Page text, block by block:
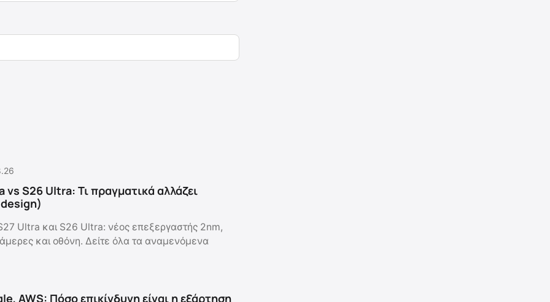
vs S26 Ultra: Τι πραγματικά αλλάζει
Ultra και S26 Ultra: νέος επεξεργαστής 2nm,
και οθόνη. Δείτε όλα τα αναμενόμενα
AWS: Πόσο επικίνδυνη είναι η εξάρτηση